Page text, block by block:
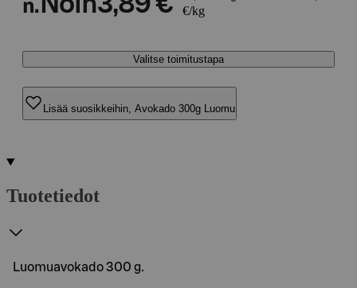
n.
€/kg
Valitse toimitustapa
Lisää suosikkeihin, Avokado 300g Luomu
Tuotetiedot
Luomuavokado 300 g.